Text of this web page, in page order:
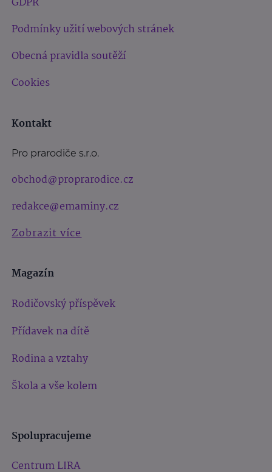
Podmínky užití webových stránek
Obecná pravidla soutěží
Cookies
Kontakt
Pro prarodiče s.r.o.
obchod@proprarodice.cz
redakce@emaminy.cz
Zobrazit více
Magazín
Rodičovský příspěvek
Přídavek na dítě
Rodina a vztahy
Škola a vše kolem
Spolupracujeme
Centrum LIRA